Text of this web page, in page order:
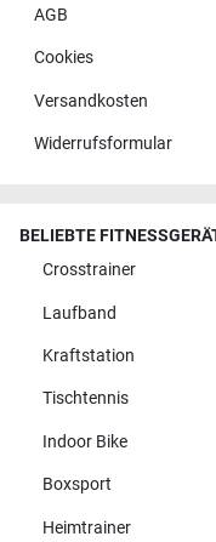
AGB
Cookies
Versandkosten
Widerrufsformular
BELIEBTE
Crosstrainer
Laufband
Kraftstation
Tischtennis
Indoor Bike
Boxsport
Heimtrainer